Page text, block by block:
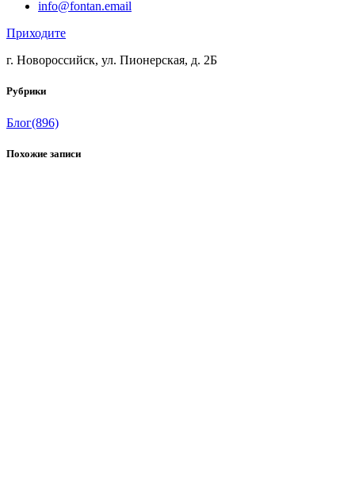
info@fontan.email
Приходите
г. Новороссийск, ул. Пионерская, д. 2Б
Рубрики
Блог(896)
Похожие записи